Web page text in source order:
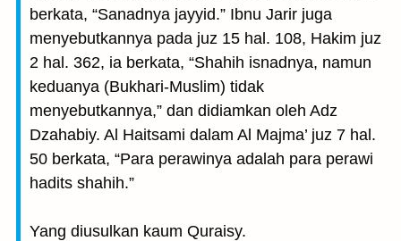
berkata, “Sanadnya jayyid.” Ibnu Jarir juga
menyebutkannya pada juz 15 hal. 108, Hakim juz
2 hal. 362, ia berkata, “Shahih isnadnya, namun
keduanya (Bukhari-Muslim) tidak
menyebutkannya,” dan didiamkan oleh Adz
Dzahabiy. Al Haitsami dalam Al Majma’ juz 7 hal.
50 berkata, “Para perawinya adalah para perawi
hadits shahih.”
Yang diusulkan kaum Quraisy.